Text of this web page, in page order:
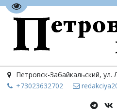
Перейти на версию для
Петровск-Забайкальский, ул.
+73023632702